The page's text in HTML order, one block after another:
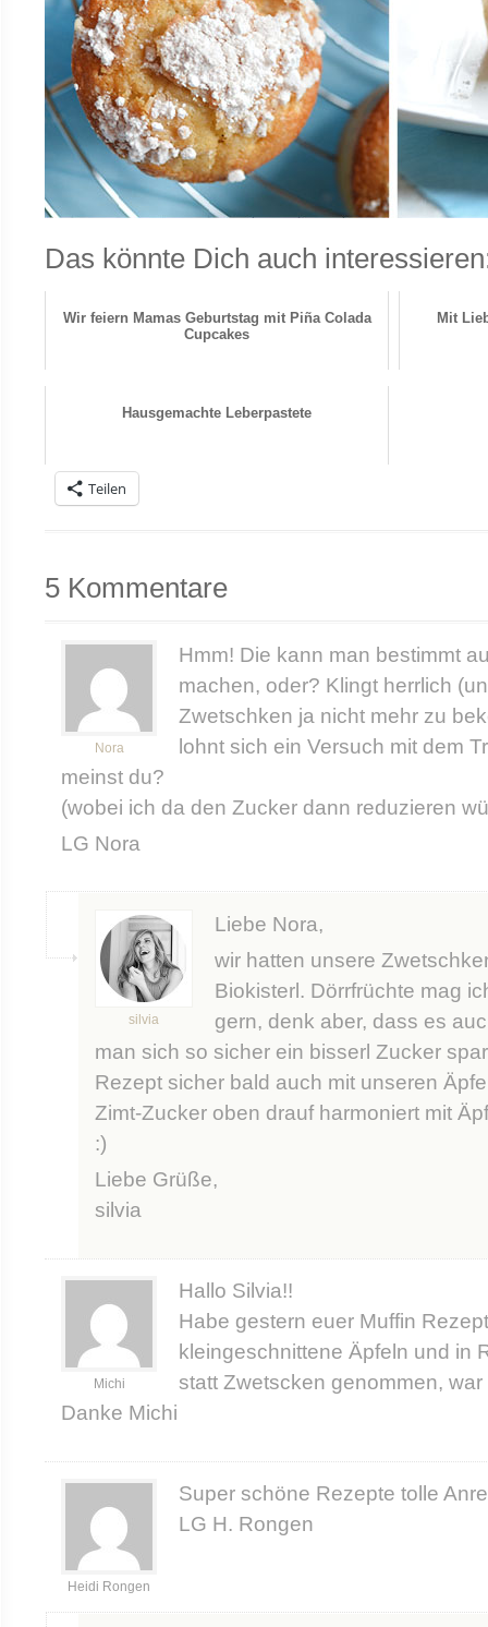
Das könnte Dich auch
Wir feiern Mamas Geburtstag mit Piña Colada
Cupcakes
Mit
Hausgemachte Leberpastete
Teilen
5 Kommentare
Nora
Hmm! Die kann man bestimmt
machen, oder? Klingt herrlich
Zwetschken ja nicht mehr zu
lohnt sich ein Versuch mit dem
meinst du?
(wobei ich da den Zucker dann reduzieren
LG Nora
silvia
Liebe Nora,
wir hatten unsere
Biokisterl. Dörrfrüchte mag
gern, denk aber, dass es
man sich so sicher ein bisserl Zucker
Rezept sicher bald auch mit unseren
Zimt-Zucker oben drauf harmoniert mit
:)
Liebe Grüße,
silvia
Michi
Hallo Silvia!!
Habe gestern euer Muffin
kleingeschnittene Äpfeln und in
statt Zwetscken genommen, war
Danke Michi
Heidi Rongen
Super schöne Rezepte tolle
LG H. Rongen